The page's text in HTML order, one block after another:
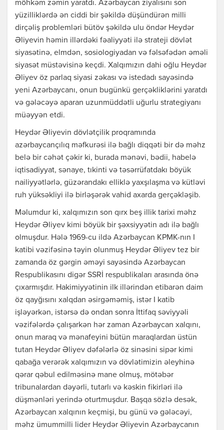
möhkəm zəmin yaratdı. Azərbaycan ziyalısını son
yüzilliklərdə ən ciddi bir şəkildə düşündürən milli
dirçəliş problemləri bütöv şəkildə ulu öndər Heydər
Əliyevin həmin illərdəki fəaliyyəti ilə strateji dövlət
siyasətinə, elmdən, sosiologiyadan və fəlsəfədən əməli
siyasət müstəvisinə keçdi. Xalqımızın dahi oğlu Heydər
Əliyev öz parlaq siyasi zəkası və istedadı sayəsində
yeni Azərbaycanı, onun bugünkü gerçəkliklərini yaratdı
və gələcəyə aparan uzunmüddətli uğurlu strategiyanı
müəyyən etdi.
Heydər Əliyevin dövlətçilik proqramında
azərbaycançılıq məfkurəsi ilə bağlı diqqəti bir də məhz
belə bir cəhət çəkir ki, burada mənəvi, bədii, habelə
iqtisadiyyat, sənaye, tıkinti və təsərrüfatdakı böyük
nailiyyətlərlə, güzərandakı elliklə yaxşılaşma və kütləvi
ruh yüksəkliyi ilə birləşərək vahid axarda gerçəkləşib.
Məlumdur ki, xalqımızın son qırx beş illik tarixi məhz
Heydər Əliyev kimi böyük bir şəxsiyyətin adı ilə bağlı
olmuşdur. Hələ 1969-cu ildə Azərbaycan KPMK-nın I
katibi vəzifəsinə təyin olunmuş Heydər Əliyev tez bir
zamanda öz gərgin əməyi sayəsində Azərbaycan
Respublikasını digər SSRİ respublikaları arasında önə
çıxarmışdır. Hakimiyyətinin ilk illərindən etibarən daim
öz qayğısını xalqdan əsirgəməmiş, istər I katib
işləyərkən, istərsə də ondan sonra İttifaq səviyyəli
vəzifələrdə çalışarkən hər zaman Azərbaycan xalqını,
onun maraq və mənafeyini bütün maraqlardan üstün
tutan Heydər Əliyev dəfələrlə öz sinəsini sipər kimi
qabağa verərək xalqımızın və dövlətimizin əleyhinə
qərar qəbul edilməsinə mane olmuş, mötəbər
tribunalardan dəyərli, tutarlı və kəskin fikirləri ilə
düşmənləri yerində oturtmuşdur. Başqa sözlə desək,
Azərbaycan xalqının keçmişi, bu günü və gələcəyi,
məhz ümummilli lider Heydər Əliyevin Azərbaycanın